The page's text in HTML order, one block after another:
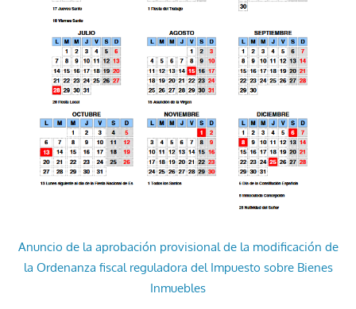
Anuncio de la aprobación provisional de la modificación de
la Ordenanza fiscal reguladora del Impuesto sobre Bienes
Inmuebles